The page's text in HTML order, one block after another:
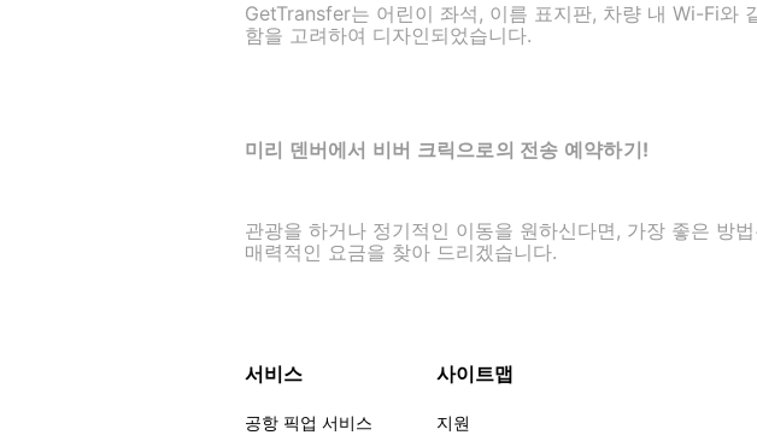
GetTransfer는 어린이 좌석, 이름 표지판, 차량 내 Wi-Fi와
함을 고려하여 디자인되었습니다.
미리 덴버에서 비버 크릭으로의 전송 예약하기!
관광을 하거나 정기적인 이동을 원하신다면, 가장 좋은 방
매력적인 요금을 찾아 드리겠습니다.
서비스
공항 픽업 서비스
사이트맵
지원